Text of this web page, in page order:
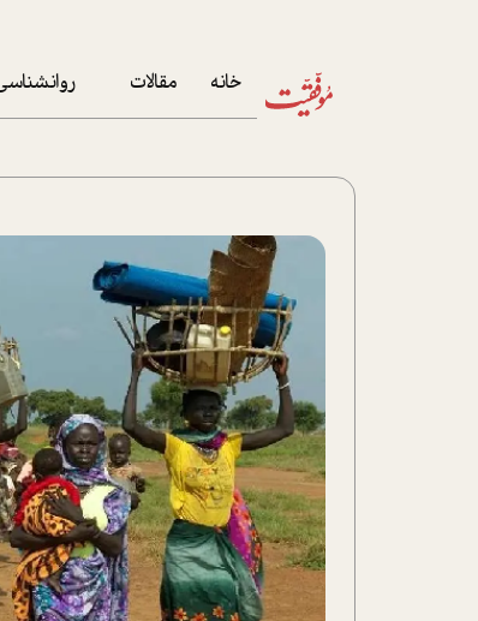
خانه مقالات
پرونده ویژه
زندگی
نوجوان
کار
پلاس
تحلیل فیلم
شیوانا